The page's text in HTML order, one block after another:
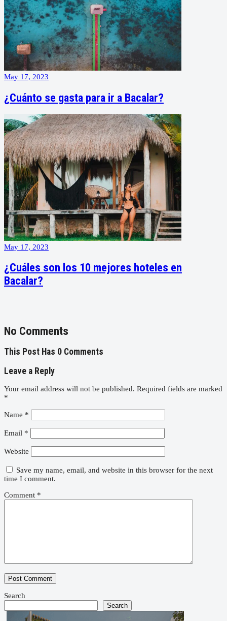
May 17, 2023
¿Cuánto se gasta para ir a Bacalar?
May 17, 2023
¿Cuáles son los 10 mejores hoteles en
Bacalar?
No Comments
This Post Has 0 Comments
Leave a Reply
Your email address will not be published. Required fields are marked
*
Name *
Email *
Website
Save my name, email, and website in this browser for the next
time I comment.
Comment *
Search
Search